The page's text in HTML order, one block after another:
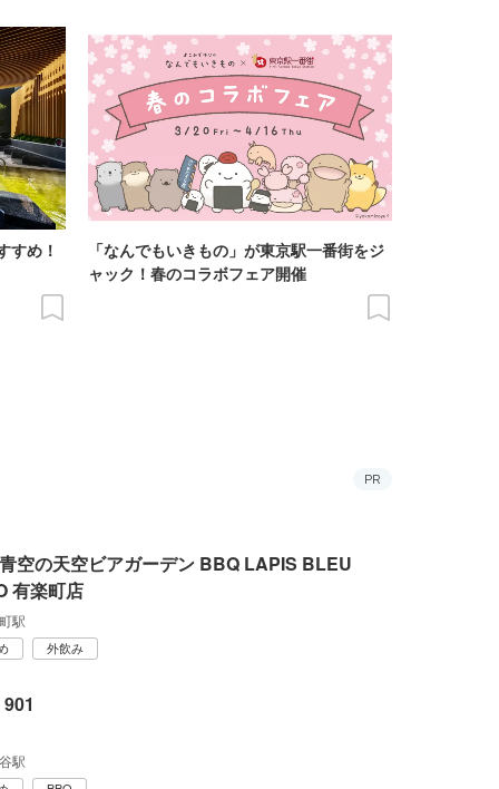
すめ！
「なんでもいきもの」が東京駅一番街をジ
ャック！春のコラボフェア開催
PR
空の天空ビアガーデン BBQ LAPIS BLEU
有楽町店
駅
外飲み
駅